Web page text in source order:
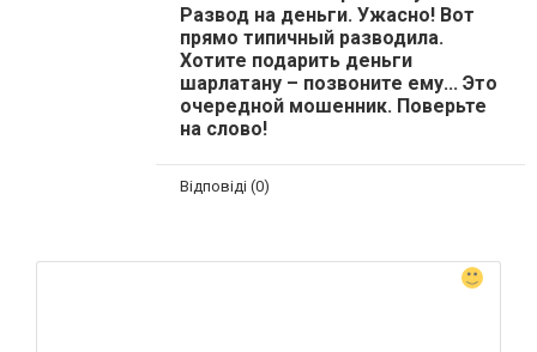
Развод на деньги. Ужасно! Вот
прямо типичный разводила.
Хотите подарить деньги
шарлатану – позвоните ему... Это
очередной мошенник. Поверьте
на слово!
Відповіді (0)